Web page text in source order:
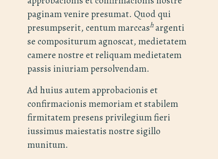
paginam venire presumat. Quod qui
presumpserit, centum marccash argenti
se compositurum agnoscat, medietatem
camere nostre et reliquam medietatem
passis iniuriam persolvendam.
Ad huius autem approbacionis et
confirmacionis memoriam et stabilem
firmitatem presens privilegium fieri
iussimus maiestatis nostre sigillo
munitum.